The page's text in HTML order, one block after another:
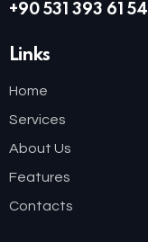
+90 531 393 61 54
Links
Home
Services
About Us
Features
Contacts